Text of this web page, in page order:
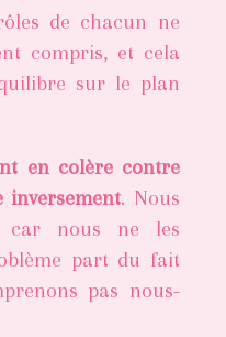
de chacun ne
compris, et cela
sur le plan
en colère contre
inversement. Nous
car nous ne les
part du fait
pas nous-